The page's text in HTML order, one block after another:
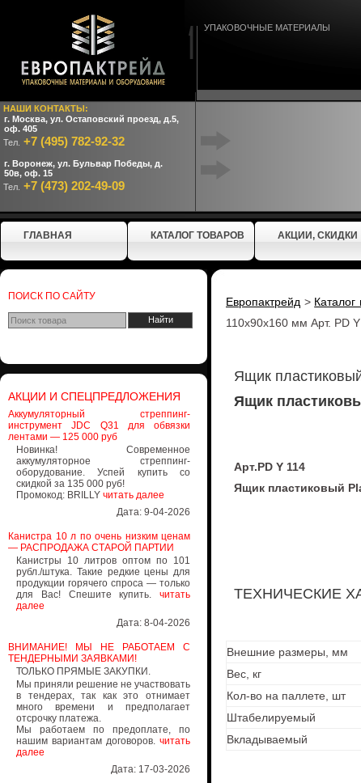
НАШИ КОНТАКТЫ:
г. Москва, ул. Остаповский проезд, д.5,
оф. 405
Тел. +7 (495) 782-92-32
г. Воронеж, ул. Бульвар Победы, д.
50в, оф. 15
Тел. +7 (473) 202-49-09
УПАКОВОЧНЫЕ МАТЕРИАЛЫ
ГЛАВНАЯ КАТАЛОГ ТОВАРОВ АКЦИИ, СКИДКИ
ПОИСК ПО САЙТУ
АКЦИИ И СПЕЦПРЕДЛОЖЕНИЯ
Аккумуляторный стреппинг-
инструмент JDC Q31 для обвязки
лентами — 125 000 руб
Новинка! Современное
аккумуляторное стреппинг-
оборудование. Успей купить со
скидкой за 135 000 руб!
Промокод: BRILLY читать далее
Дата: 9-04-2026
Канистра 10 л по очень низким ценам
— РАСПРОДАЖА СТАРОЙ ПАРТИИ
Канистры 10 литров оптом по 101
рубл./штука. Такие редкие цены для
продукции горячего спроса — только
для Вас! Спешите купить. читать
далее
Дата: 8-04-2026
ВНИМАНИЕ! МЫ НЕ РАБОТАЕМ С
ТЕНДЕРНЫМИ ЗАЯВКАМИ!
ТОЛЬКО ПРЯМЫЕ ЗАКУПКИ.
Мы приняли решение не участвовать
в тендерах, так как это отнимает
много времени и предполагает
отсрочку платежа.
Мы работаем по предоплате, по
нашим вариантам договоров. читать
далее
Дата: 17-03-2026
Европактрейд > Каталог
110x90x160 мм Арт. PD
Ящик
Ящик
Арт.PD Y 114
Ящик пластиковый
ТЕХНИЧЕСКИЕ
Внешние размеры, мм
Вес, кг
Кол-во на паллете, шт
Штабелируемый
Вкладываемый